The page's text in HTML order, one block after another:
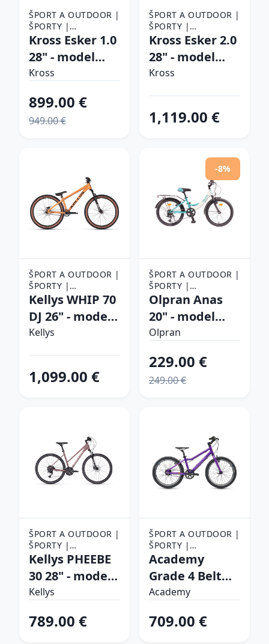
ŠPORT A OUTDOOR |
ŠPORTY |
CYKLISTIKA |
Kross Esker 1.0
28" - model
2026
- S (18", 168-175
cm)
Kross
899.00 €
949.00 €
ŠPORT A OUTDOOR |
ŠPORTY |
CYKLISTIKA |
Kross Esker 2.0
28" - model
2026 meď/
189 cm)
Kross
1,119.00 €
ŠPORT A OUTDOOR |
ŠPORTY |
CYKLISTIKA |
BICYKLE
Kellys WHIP 70
DJ 26" - model
2025 Dusty
Kellys
1,099.00 €
-8%
ŠPORT A OUTDOOR |
ŠPORTY |
CYKLISTIKA |
BICYKLE
Olpran Anas
20" - model
2026 zelená -
cm)
Olpran
229.00 €
249.00 €
ŠPORT A OUTDOOR |
ŠPORTY |
CYKLISTIKA |
BICYKLE
Kellys PHEEBE
30 28" - model
2026 Rose Gold
cm)
Kellys
789.00 €
ŠPORT A OUTDOOR |
ŠPORTY |
CYKLISTIKA |
Academy
Grade 4 Belt
20" tyrkysová -
cm)
Academy
709.00 €